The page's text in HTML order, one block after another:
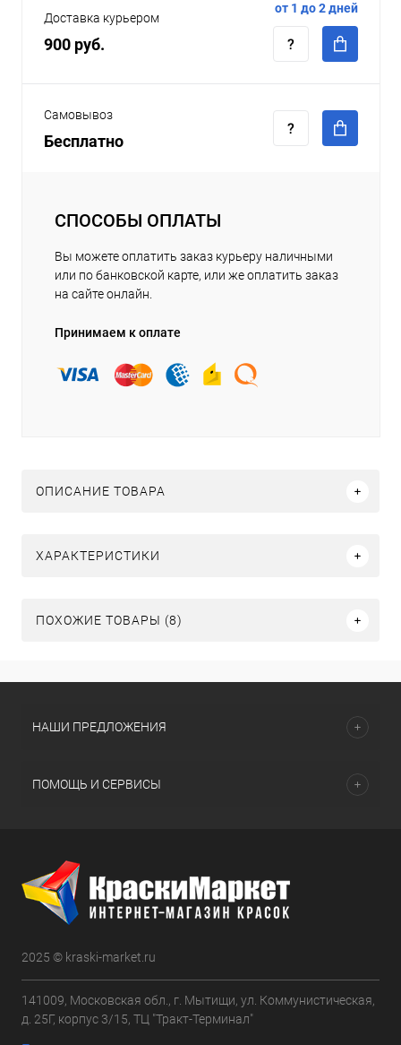
Доставка курьером
900 руб.
от 1 до 2 дней
Самовывоз
Бесплатно
СПОСОБЫ ОПЛАТЫ
Вы можете оплатить заказ курьеру наличными
или по банковской карте, или же оплатить заказ
на сайте онлайн.
Принимаем к оплате
ОПИСАНИЕ ТОВАРА
ХАРАКТЕРИСТИКИ
ПОХОЖИЕ ТОВАРЫ (8)
НАШИ ПРЕДЛОЖЕНИЯ
ПОМОЩЬ И СЕРВИСЫ
2025 © kraski-market.ru
141009, Московская обл., г. Мытищи, ул. Коммунистическая,
д. 25Г, корпус 3/15, ТЦ "Тракт-Терминал"